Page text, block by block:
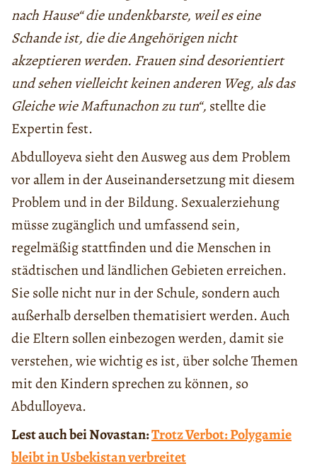
nach Hause“ die undenkbarste, weil es eine
Schande ist, die die Angehörigen nicht
akzeptieren werden. Frauen sind desorientiert
und sehen vielleicht keinen anderen Weg, als das
Gleiche wie Maftunachon zu tun“, stellte die
Expertin fest.
Abdulloyeva sieht den Ausweg aus dem Problem
vor allem in der Auseinandersetzung mit diesem
Problem und in der Bildung. Sexualerziehung
müsse zugänglich und umfassend sein,
regelmäßig stattfinden und die Menschen in
städtischen und ländlichen Gebieten erreichen.
Sie solle nicht nur in der Schule, sondern auch
außerhalb derselben thematisiert werden. Auch
die Eltern sollen einbezogen werden, damit sie
verstehen, wie wichtig es ist, über solche Themen
mit den Kindern sprechen zu können, so
Abdulloyeva.
Lest auch bei Novastan:Trotz Verbot: Polygamie
bleibt in Usbekistan verbreitet